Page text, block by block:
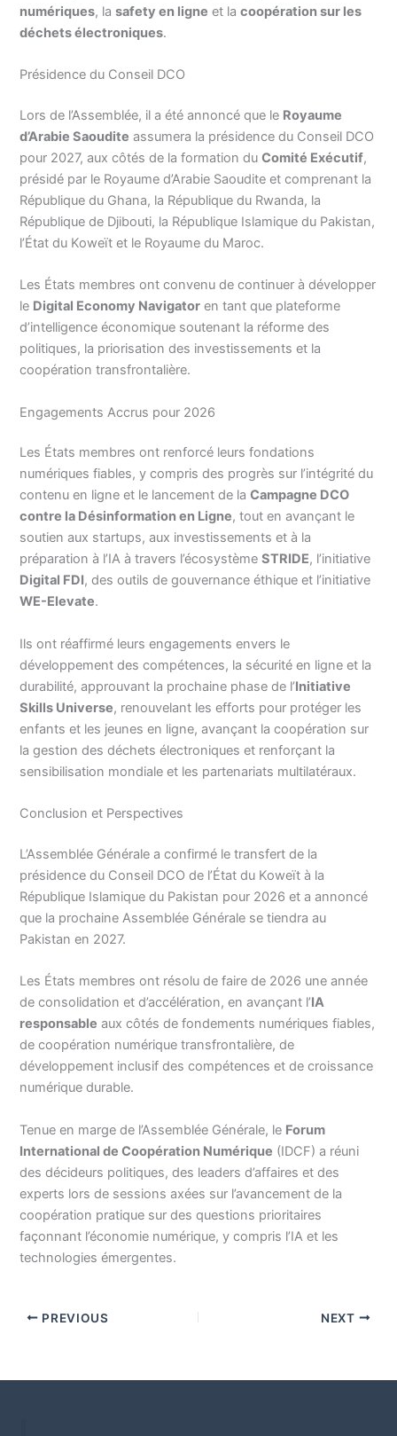
numériques, lasafety en ligne et lacoopération sur les
déchets électroniques.
Présidence du Conseil DCO
Lors de l’Assemblée, il a été annoncé que le Royaume
d’Arabie Saoudite assumera la présidence du Conseil DCO
pour 2027, aux côtés de la formation duComité Exécutif,
présidé par le Royaume d’Arabie Saoudite et comprenant la
République du Ghana, la République du Rwanda, la
République de Djibouti, la République Islamique du Pakistan,
l’État du Koweït et le Royaume du Maroc.
Les États membres ont convenu de continuer à développer
le Digital Economy Navigator en tant que plateforme
d’intelligence économique soutenant la réforme des
politiques, la priorisation des investissements et la
coopération transfrontalière.
Engagements Accrus pour 2026
Les États membres ont renforcé leurs fondations
numériques fiables, y compris des progrès sur l’intégrité du
contenu en ligne et le lancement de laCampagne DCO
contre la Désinformation en Ligne, tout en avançant le
soutien aux startups, aux investissements et à la
préparation à l’IA à travers l’écosystèmeSTRIDE, l’initiative
Digital FDI, des outils de gouvernance éthique et l’initiative
WE-Elevate.
Ils ont réaffirmé leurs engagements envers le
développement des compétences, la sécurité en ligne et la
durabilité, approuvant la prochaine phase de l’Initiative
Skills Universe, renouvelant les efforts pour protéger les
enfants et les jeunes en ligne, avançant la coopération sur
la gestion des déchets électroniques et renforçant la
sensibilisation mondiale et les partenariats multilatéraux.
Conclusion et Perspectives
L’Assemblée Générale a confirmé le transfert de la
présidence du Conseil DCO de l’État du Koweït à la
République Islamique du Pakistan pour 2026 et a annoncé
que la prochaine Assemblée Générale se tiendra au
Pakistan en 2027.
Les États membres ont résolu de faire de 2026 une année
de consolidation et d’accélération, en avançant l’IA
responsable aux côtés de fondements numériques fiables,
de coopération numérique transfrontalière, de
développement inclusif des compétences et de croissance
numérique durable.
Tenue en marge de l’Assemblée Générale, le Forum
International de Coopération Numérique (IDCF) a réuni
des décideurs politiques, des leaders d’affaires et des
experts lors de sessions axées sur l’avancement de la
coopération pratique sur des questions prioritaires
façonnant l’économie numérique, y compris l’IA et les
technologies émergentes.
PREVIOUS NEXT